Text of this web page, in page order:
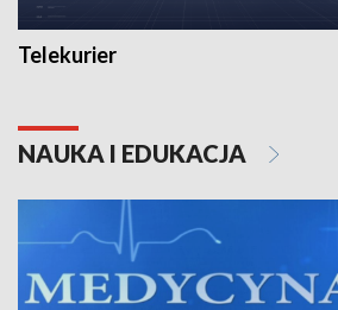
Telekurier
NAUKA I EDUKACJA